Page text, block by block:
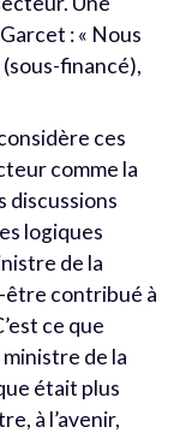
: « Nous
financé),
ces
comme la
discussions
logiques
de la
être contribué à
ce que
de la
était plus
à l’avenir,